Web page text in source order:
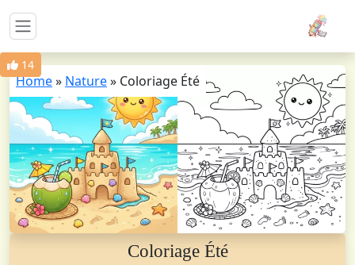
14
Home» Nature» Coloriage Été
Coloriage Été